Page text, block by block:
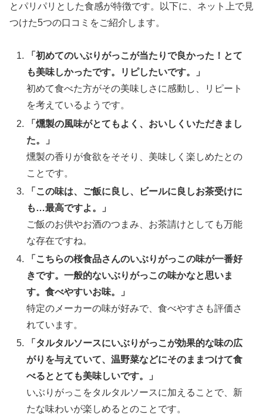
とパリパリとした食感が特徴です。以下に、ネット上で見
つけた5つの口コミをご紹介します。
「初めてのいぶりがっこが当たりで良かった！とて
も美味しかったです。リピしたいです。」
初めて食べた方がその美味しさに感動し、リピート
を考えているようです。
「燻製の風味がとてもよく、おいしくいただきまし
た。」
燻製の香りが食欲をそそり、美味しく楽しめたとの
ことです。
「この味は、ご飯に良し、ビールに良しお茶受けに
も…最高ですよ。」
ご飯のお供やお酒のつまみ、お茶請けとしても万能
な存在ですね。
「こちらの桜食品さんのいぶりがっこの味が一番好
きです。一般的ないぶりがっこの味かなと思いま
す。食べやすいお味。」
特定のメーカーの味が好みで、食べやすさも評価さ
れています。
「タルタルソースにいぶりがっこが効果的な味の広
がりを与えていて、温野菜などにそのままつけて食
べるととても美味しいです。」
いぶりがっこをタルタルソースに加えることで、新
たな味わいが楽しめるとのことです。